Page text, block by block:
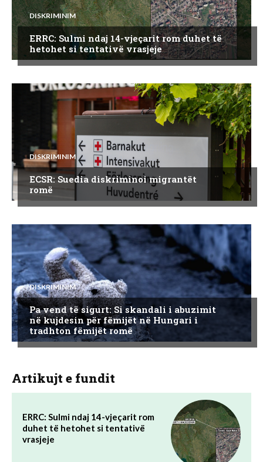
DISKRIMINIM
ERRC: Sulmi ndaj 14-vjeçarit rom duhet të
hetohet si tentativë vrasjeje
DISKRIMINIM
ECSR: Suedia diskriminoi migrantët
romë
DISKRIMINIM
Pa vend të sigurt: Si skandali i abuzimit
në kujdesin për fëmijët në Hungari i
tradhton fëmijët romë
Artikujt e fundit
ERRC: Sulmi ndaj 14-vjeçarit rom
duhet të hetohet si tentativë
vrasjeje